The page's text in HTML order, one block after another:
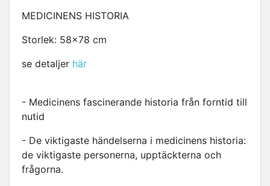
MEDICINENS HISTORIA
Storlek: 58x78 cm
se detaljer här
- Medicinens fascinerande historia från forntid till
nutid
- De viktigaste händelserna i medicinens historia:
de viktigaste personerna, upptäckterna och
frågorna.